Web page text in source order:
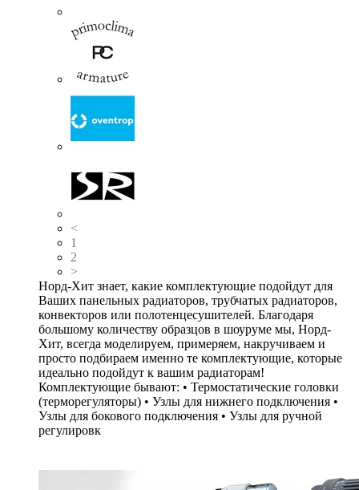
<
1
2
>
Норд-Хит знает, какие комплектующие подойдут для
Ваших панельных радиаторов, трубчатых радиаторов,
конвекторов или полотенцесушителей. Благодаря
большому количеству образцов в шоуруме мы, Норд-
Хит, всегда моделируем, примеряем, накручиваем и
просто подбираем именно те комплектующие, которые
идеально подойдут к вашим радиаторам!
Комплектующие бывают: • Термостатические головки
(терморегуляторы) • Узлы для нижнего подключения •
Узлы для бокового подключения • Узлы для ручной
регулировк